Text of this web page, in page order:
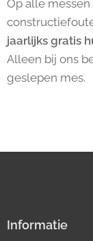
Op alle messen
jaarlijks gratis
Alleen bij ons
geslepen mes.
Informatie